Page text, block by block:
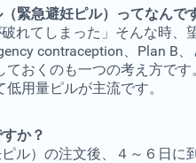
緊急避妊ピル）ってなんで
破れてしまった」そんな時
contraception、Plan B
ておくのも一つの考え方で
用量ピルが主流です。
か？
ピル）の注文後、４～６日